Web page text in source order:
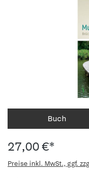
Buch
27,00 €*
Preise inkl. MwSt., ggf.